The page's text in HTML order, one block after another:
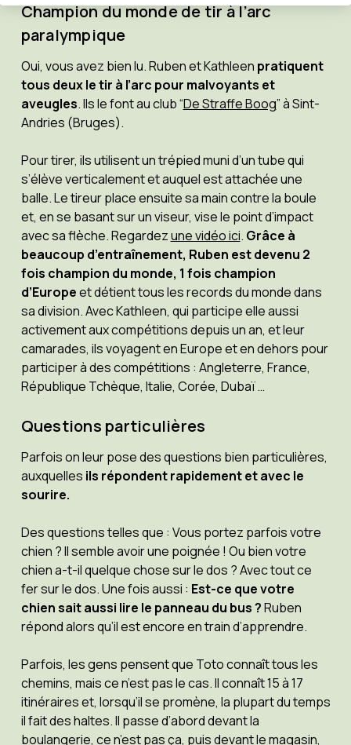
Champion du monde de tir à l’arc
paralympique
Oui, vous avez bien lu. Ruben et Kathleen pratiquent
tous deux le tir à l’arc pour malvoyants et
aveugles. Ils le font au club “De Straffe Boog” à Sint-
Andries (Bruges).
Pour tirer, ils utilisent un trépied muni d’un tube qui
s’élève verticalement et auquel est attachée une
balle. Le tireur place ensuite sa main contre la boule
et, en se basant sur un viseur, vise le point d’impact
avec sa flèche. Regardezune vidéo ici. Grâce à
beaucoup d’entraînement, Ruben est devenu 2
fois champion du monde, 1 fois champion
d’Europeet détient tous les records du monde dans
sa division. Avec Kathleen, qui participe elle aussi
activement aux compétitions depuis un an, et leur
camarades, ils voyagent en Europe et en dehors pour
participer à des compétitions : Angleterre, France,
République Tchèque, Italie, Corée, Dubaï …
Questions particulières
Parfois on leur pose des questions bien particulières,
auxquelles ils répondent rapidement et avec le
sourire.
Des questions telles que : Vous portez parfois votre
chien ? Il semble avoir une poignée ! Ou bien votre
chien a-t-il quelque chose sur le dos ? Avec tout ce
fer sur le dos. Une fois aussi : Est-ce que votre
chien sait aussi lire le panneau du bus ?Ruben
répond alors qu’il est encore en train d’apprendre.
Parfois, les gens pensent que Toto connaît tous les
chemins, mais ce n’est pas le cas. Il connaît 15 à 17
itinéraires et, lorsqu’il se promène, la plupart du temps
il fait des haltes. Il passe d’abord devant la
boulangerie, ce n’est pas ça, puis devant le magasin,